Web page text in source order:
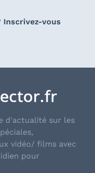
Inscrivez-vous
d'actualité sur les
vidéo/ films avec
pour